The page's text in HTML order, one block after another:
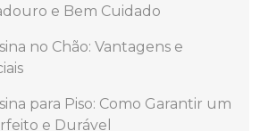
e Bem Cuidado
no Chão: Vantagens e
para Piso: Como Garantir um
e Durável